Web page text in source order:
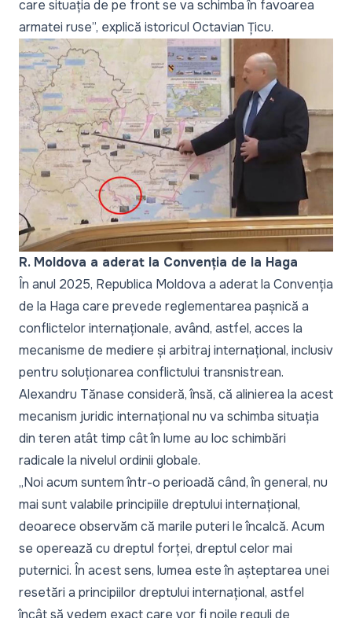
care situația de pe front se va schimba în favoarea
armatei ruse”, explică istoricul Octavian Țicu.
R. Moldova a aderat la Convenția de la Haga
În anul 2025, Republica Moldova a aderat la Convenția
de la Haga care prevede reglementarea pașnică a
conflictelor internaționale, având, astfel, acces la
mecanisme de mediere și arbitraj internațional, inclusiv
pentru soluționarea conflictului transnistrean.
Alexandru Tănase consideră, însă, că alinierea la acest
mecanism juridic internațional nu va schimba situația
din teren atât timp cât în lume au loc schimbări
radicale la nivelul ordinii globale.
„Noi acum suntem într-o perioadă când, în general, nu
mai sunt valabile principiile dreptului internațional,
deoarece observăm că marile puteri le încalcă. Acum
se operează cu dreptul forței, dreptul celor mai
puternici. În acest sens, lumea este în așteptarea unei
resetări a principiilor dreptului internațional, astfel
încât să vedem exact care vor fi noile reguli de